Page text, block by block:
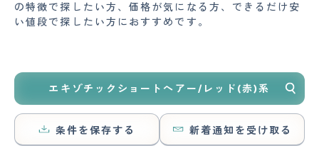
の特徴で探したい方、価格が気になる方、できるだけ安
い値段で探したい方におすすめです。
エキゾチックショートヘアー/レッド(赤)系
条件を保存する 新着通知を受け取る